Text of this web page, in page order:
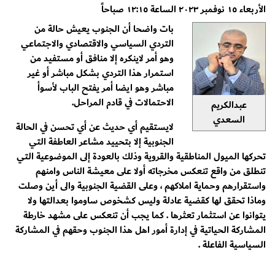
الأربعاء ١٥ نوفمبر ٢٠٢٣ الساعة ١٢:١٥ صباحاً
عبدالكريم
السعدي
بات واضحا أن الجنوب يعيش حالة من
التردي السياسي والاقتصادي والاجتماعي
وهو أمر لاينكره إلا منافق أو مستفيد من
استمرار هذا التردي بشكل مباشر أو غير
مباشر وهو ايضا أمر يفتح الباب لأسوأ
الاحتمالات في قادم المراحل.
لايستقيم أي حديث عن أي تحسن في الحالة
الجنوبية إلا بتحييد مشاعر العاطفة التي
تحركها الميول المناطقية والقروية وذلك بالعودة إلى الموضوعية التي
تنطلق من واقع تنعكس مخرجاته أولا على معيشة الناس وامنهم
واستقرارهم وحماية املاكهم ، وعلى القضية الجنوبية والى أين وصلت
وماذا تحقق لها كقضية عادلة وليس كشخوص ساوموا بعدالتها ولا
يتوانوا عن استثمار تعثرها . كما يجب أن تنعكس على مشهد خارطة
المشاركة الحياتية في إدارة أمور اهل هذا الجنوب وحقهم في المشاركة
السياسية الفاعلة .